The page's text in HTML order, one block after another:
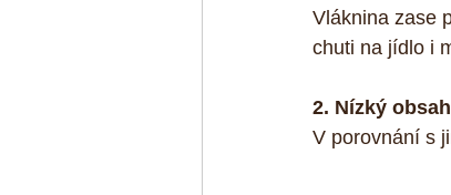
Vláknina zase
chuti na jídlo i
2. Nízký
V porovnání s